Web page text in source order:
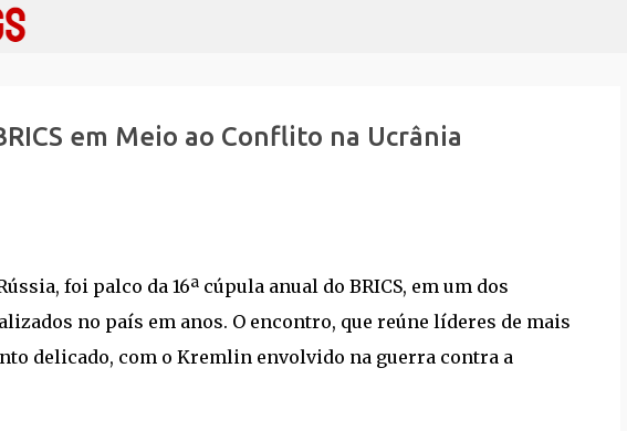
em Meio ao Conflito na Ucrânia
foi palco da 16ª cúpula anual do BRICS, em um dos
no país em anos. O encontro, que reúne líderes de mais
delicado, com o Kremlin envolvido na guerra contra a